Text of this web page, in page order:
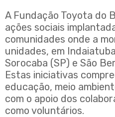
A Fundação Toyota do
ações sociais
comunidades onde a
unidades, em
Sorocaba (SP) e São
Estas iniciativas
educação, meio
com o apoio dos
como voluntários.